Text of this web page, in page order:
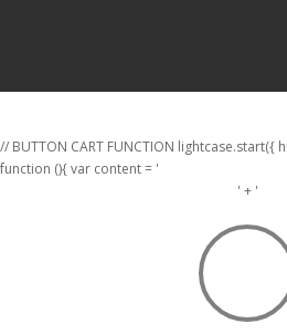
// BUTTON CART FUNCTION lightcase.start({
function (){ var content = '
' + '